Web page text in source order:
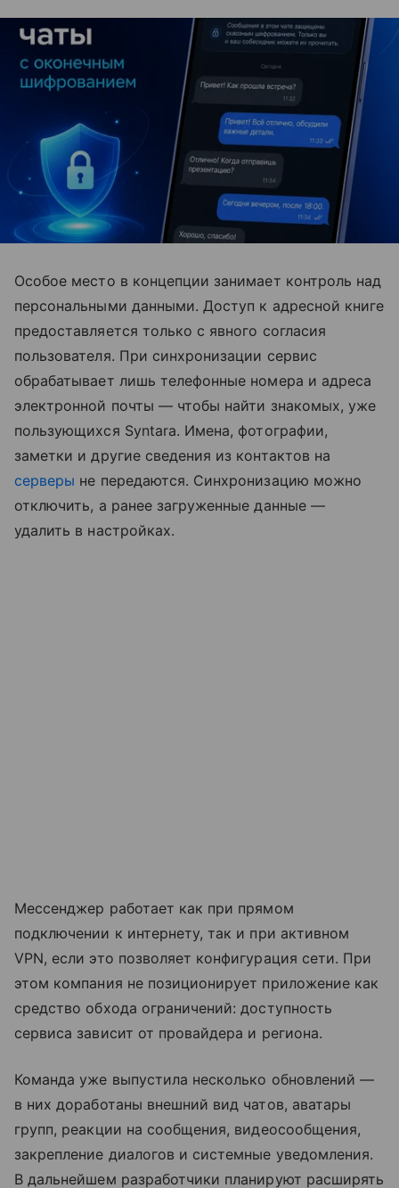
Особое место в концепции занимает контроль над
персональными данными. Доступ к адресной книге
предоставляется только с явного согласия
пользователя. При синхронизации сервис
обрабатывает лишь телефонные номера и адреса
электронной почты — чтобы найти знакомых, уже
пользующихся Syntara. Имена, фотографии,
заметки и другие сведения из контактов на
серверы не передаются. Синхронизацию можно
отключить, а ранее загруженные данные —
удалить в настройках.
Мессенджер работает как при прямом
подключении к интернету, так и при активном
VPN, если это позволяет конфигурация сети. При
этом компания не позиционирует приложение как
средство обхода ограничений: доступность
сервиса зависит от провайдера и региона.
Команда уже выпустила несколько обновлений —
в них доработаны внешний вид чатов, аватары
групп, реакции на сообщения, видеосообщения,
закрепление диалогов и системные уведомления.
В дальнейшем разработчики планируют расширять